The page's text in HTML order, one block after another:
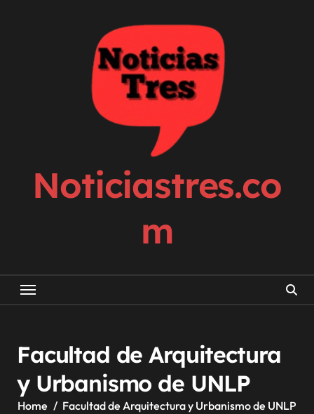
Noticiastres.co
m
Facultad de Arquitectura
y Urbanismo de UNLP
Home Facultad de Arquitectura y Urbanismo de UNLP